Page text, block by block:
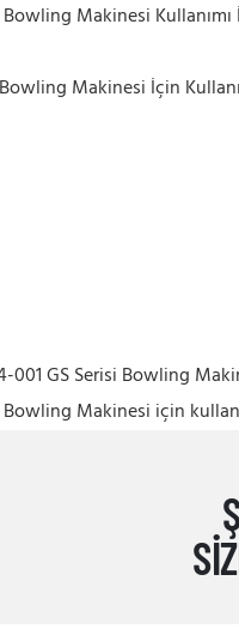
Makinesi
Makinesi İçin
GS Serisi Bowling
Bowling Makinesi için